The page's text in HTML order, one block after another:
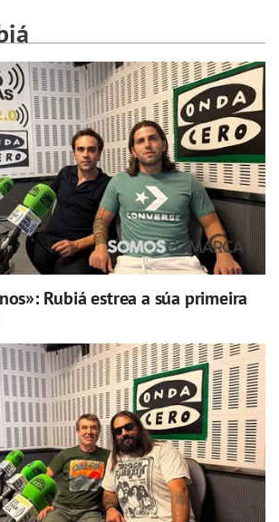
Rubiá estrea a súa primeira